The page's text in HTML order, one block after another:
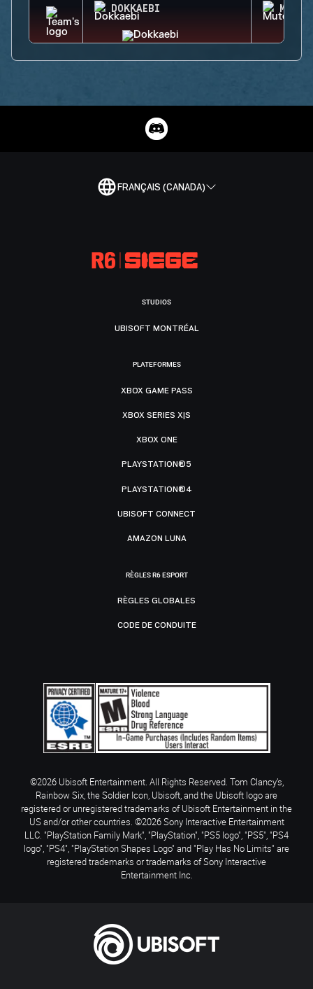
DOKKAEBI MUTE
FRANÇAIS (CANADA)
STUDIOS
UBISOFT MONTRÉAL
PLATEFORMES
XBOX GAME PASS
XBOX SERIES X|S
XBOX ONE
PLAYSTATION®5
PLAYSTATION®4
UBISOFT CONNECT
AMAZON LUNA
RÈGLES R6 ESPORT
RÈGLES GLOBALES
CODE DE CONDUITE
©2026 Ubisoft Entertainment. All Rights Reserved. Tom Clancy’s,
Rainbow Six, the Soldier Icon, Ubisoft, and the Ubisoft logo are
registered or unregistered trademarks of Ubisoft Entertainment in the
US and/or other countries. ©2026 Sony Interactive Entertainment
LLC. "PlayStation Family Mark", "PlayStation", "PS5 logo", "PS5", "PS4
logo", "PS4", "PlayStation Shapes Logo" and "Play Has No Limits" are
registered trademarks or trademarks of Sony Interactive
Entertainment Inc.